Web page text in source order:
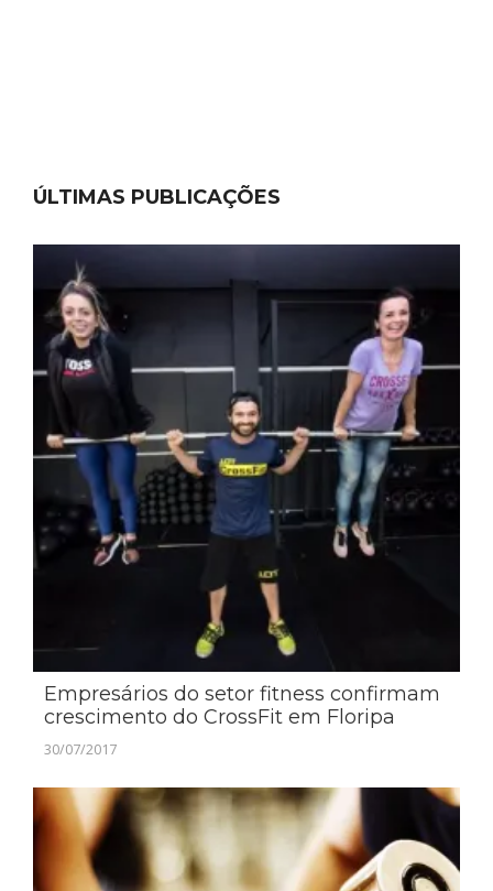
ÚLTIMAS PUBLICAÇÕES
Empresários do setor fitness confirmam
crescimento do CrossFit em Floripa
30/07/2017